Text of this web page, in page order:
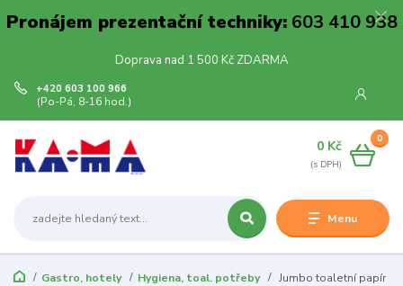
Pronájem prezentační techniky:603 410 938
Doprava nad 1 500 Kč ZDARMA
Menu
+420 603 100 966
(Po-Pá, 8-16 hod.)
0
0 Kč
Gastro, hotely Hygiena, toal. potřeby
Jumbo toaletní papír